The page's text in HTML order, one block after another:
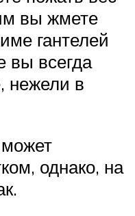
вы жмете
гантелей
вы всегда
нежели в
однако, на